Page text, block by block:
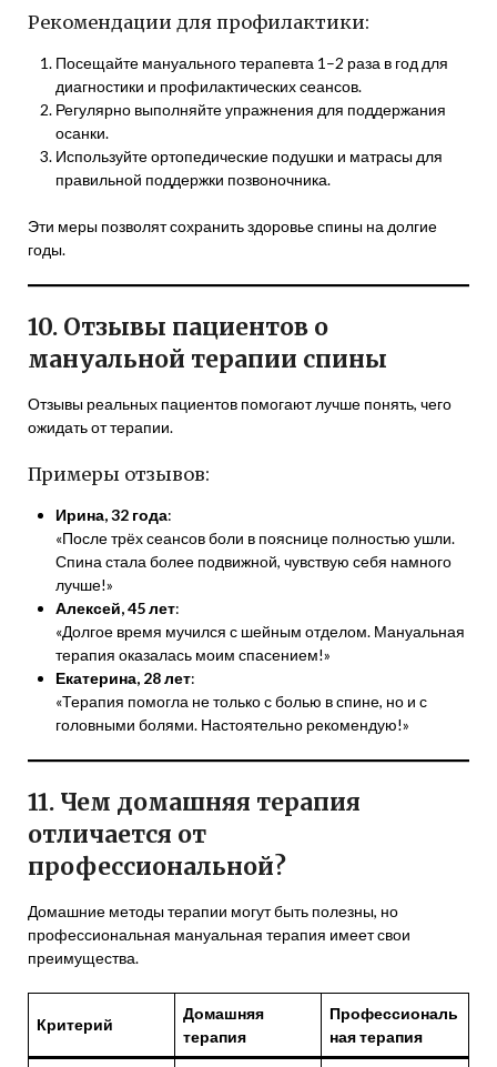
Рекомендации для профилактики:
Посещайте мануального терапевта 1–2 раза в год для
диагностики и профилактических сеансов.
Регулярно выполняйте упражнения для поддержания
осанки.
Используйте ортопедические подушки и матрасы для
правильной поддержки позвоночника.
Эти меры позволят сохранить здоровье спины на долгие
годы.
10. Отзывы пациентов о
мануальной терапии спины
Отзывы реальных пациентов помогают лучше понять, чего
ожидать от терапии.
Примеры отзывов:
Ирина, 32 года:
«После трёх сеансов боли в пояснице полностью ушли.
Спина стала более подвижной, чувствую себя намного
лучше!»
Алексей, 45 лет:
«Долгое время мучился с шейным отделом. Мануальная
терапия оказалась моим спасением!»
Екатерина, 28 лет:
«Терапия помогла не только с болью в спине, но и с
головными болями. Настоятельно рекомендую!»
11. Чем домашняя терапия
отличается от
профессиональной?
Домашние методы терапии могут быть полезны, но
профессиональная мануальная терапия имеет свои
преимущества.
Критерий
Домашняя
терапия
Профессиональ
ная терапия